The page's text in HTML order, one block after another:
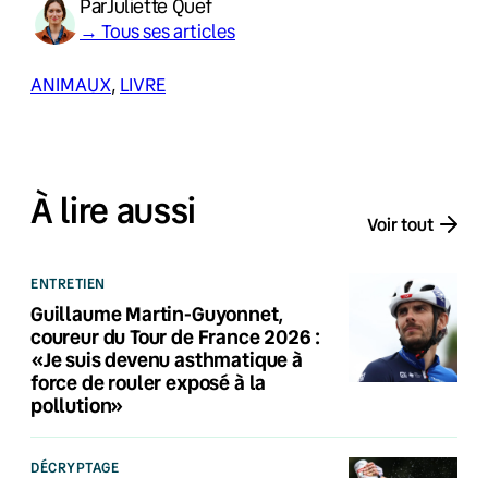
ParJuliette Quef
→ Tous ses articles
ANIMAUX, LIVRE
À lire aussi Voir tout
ENTRETIEN
Guillaume Martin-Guyonnet,
coureur du Tour de France 2026 :
«Je suis devenu asthmatique à
force de rouler exposé à la
pollution»
DÉCRYPTAGE